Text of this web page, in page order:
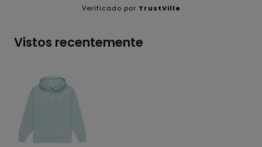
Verificado por TrustVille
Vistos recentemente